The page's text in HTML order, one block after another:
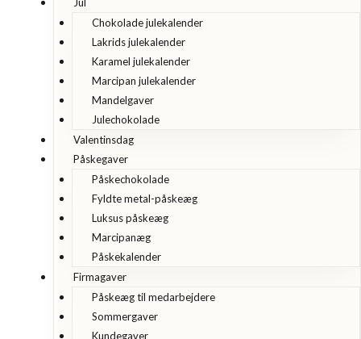
Chokolade julekalender
Lakrids julekalender
Karamel julekalender
Marcipan julekalender
Mandelgaver
Julechokolade
Valentinsdag
Påskegaver
Påskechokolade
Fyldte metal-påskeæg
Luksus påskeæg
Marcipanæg
Påskekalender
Firmagaver
Påskeæg til medarbejdere
Sommergaver
Kundegaver